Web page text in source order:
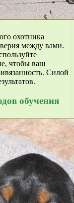
охотника
между вами.
чтобы ваш
Силой
обучения